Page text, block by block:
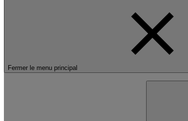
Fermer le menu principal